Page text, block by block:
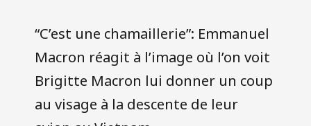
“C’est une chamaillerie”: Emmanuel
Macron réagit à l’image où l’on voit
Brigitte Macron lui donner un coup
au visage à la descente de leur